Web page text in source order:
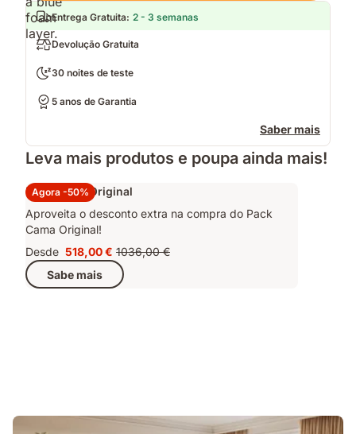
Entrega Gratuita: 2 - 3 semanas
Devolução Gratuita
30 noites de teste
5 anos de Garantia
Saber mais
Leva mais produtos e poupa ainda mais!
Agora -50%
Pack Cama Original
Aproveita o desconto extra na compra do Pack
Cama Original!
Desde Preço
518,00 €
518,00 € Preço
original
1036,00 €
1036,00 €
Sabe mais